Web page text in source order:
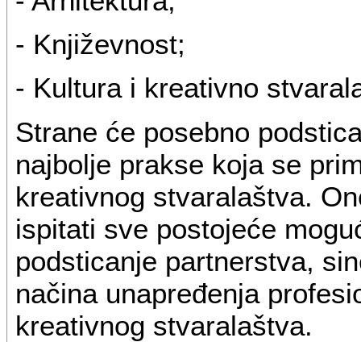
- Književnost;
- Kultura i kreativno
Strane će posebno
najbolje prakse koja se
kreativnog stvaralaštva.
ispitati sve postojeće
podsticanje partnerstva,
načina unapređenja
kreativnog stvaralaštva.